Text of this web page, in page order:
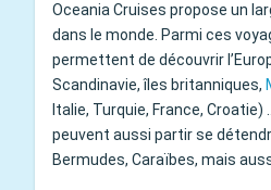
Oceania Cruises propose un
dans le monde. Parmi ces
permettent de découvrir
Scandinavie, îles britanniques,
Italie, Turquie, France,
peuvent aussi partir se
Bermudes, Caraïbes, mais